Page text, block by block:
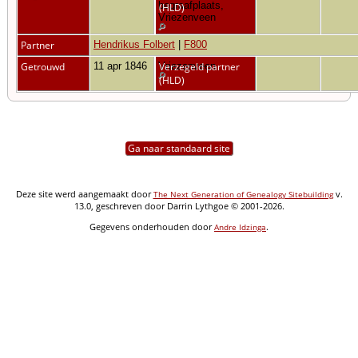
begraafplaats,
Vriezenveen
(HLD)
Partner Hendrikus Folbert F800
Getrouwd 11 apr 1846 Vriezenveen
Verzegeld partner
(HLD)
Ga naar standaard site
Deze site werd aangemaakt doorThe Next Generation of Genealogy Sitebuildingv.
13.0, geschreven door Darrin Lythgoe © 2001-2026.
Gegevens onderhouden doorAndre Idzinga.